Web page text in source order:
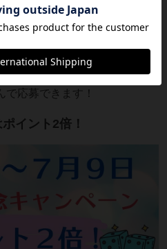
ンペーン期間中、1000円ごと
できます！
きコース・マダミスコースの
応募できます！
イント2倍！